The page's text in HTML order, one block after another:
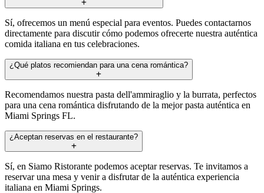
Sí, ofrecemos un menú especial para eventos. Puedes contactarnos
directamente para discutir cómo podemos ofrecerte nuestra auténtica
comida italiana en tus celebraciones.
¿Qué platos recomiendan para una cena romántica?
Recomendamos nuestra pasta dell'ammiraglio y la burrata, perfectos
para una cena romántica disfrutando de la mejor pasta auténtica en
Miami Springs FL.
¿Aceptan reservas en el restaurante?
Sí, en Siamo Ristorante podemos aceptar reservas. Te invitamos a
reservar una mesa y venir a disfrutar de la auténtica experiencia
italiana en Miami Springs.